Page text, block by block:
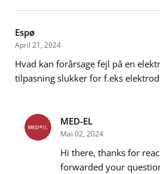
Espø
April 21, 2024
Hvad kan forårsage fejl på en
tilpasning slukker for f.eks
Name* MED-EL
Mai 02, 2024
Hi there, thanks for
forwarded your